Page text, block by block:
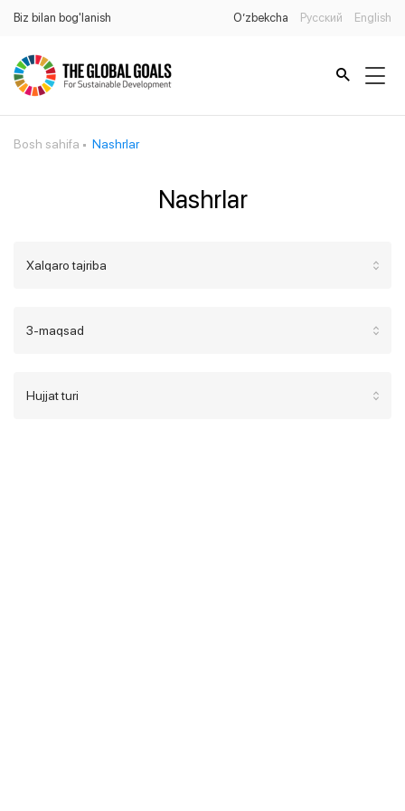
Biz bilan bog'lanish O’zbekcha Русский English
Bosh sahifa Nashrlar
Nashrlar
Xalqaro tajriba
3-maqsad
Hujjat turi